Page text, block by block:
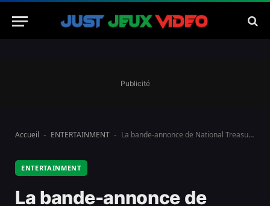
Publicité
Accueil - ENTERTAINMENT - La bande-annonce de National Treasure : Edge of History est dévoilée et Harvey Keitel reprend son rôle.
ENTERTAINMENT
La bande-annonce de